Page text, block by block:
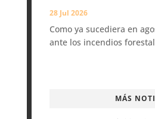
28 Jul 2026
Como ya sucediera en
ante los incendios
MÁS